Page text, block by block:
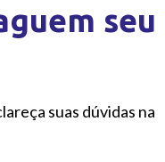
seu
suas dúvidas na